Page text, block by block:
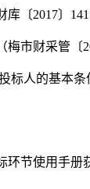
库〔2017〕 141
梅市财采管〔
标人的基本
环节使用手册